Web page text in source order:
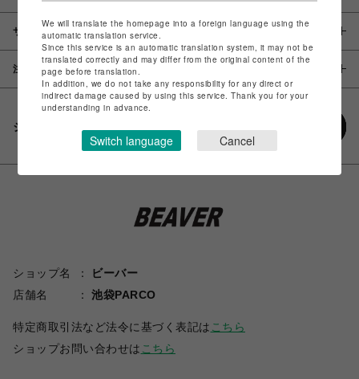
サイズ
注意事項
シェアする
ショップ名
ビーバー
店舗名
池袋PARCO
特定商取引法など法令に基づく表記は こちら
ショップお問い合わせは こちら
We will translate the homepage into a foreign language using the
automatic translation service.
Since this service is an automatic translation system, it may not be
translated correctly and may differ from the original content of the
page before translation.
In addition, we do not take any responsibility for any direct or
indirect damage caused by using this service. Thank you for your
understanding in advance.
Switch language Cancel